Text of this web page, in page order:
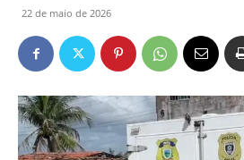
22 de maio de 2026